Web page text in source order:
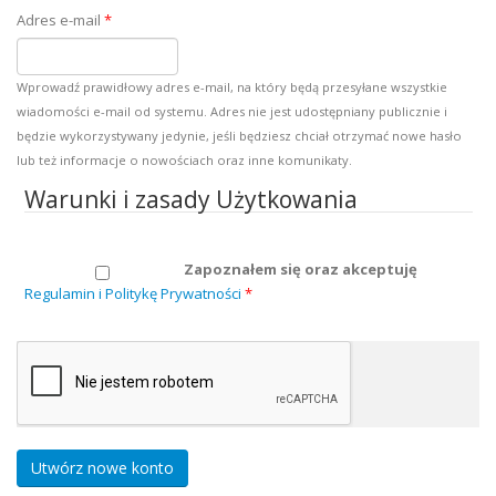
Adres e-mail *
Wprowadź prawidłowy adres e-mail, na który będą przesyłane wszystkie
wiadomości e-mail od systemu. Adres nie jest udostępniany publicznie i
będzie wykorzystywany jedynie, jeśli będziesz chciał otrzymać nowe hasło
lub też informacje o nowościach oraz inne komunikaty.
Warunki i zasady Użytkowania
Zapoznałem się oraz akceptuję
Regulamin i Politykę Prywatności *